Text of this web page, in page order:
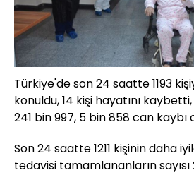
Türkiye'de son 24 saatte 1193
konuldu, 14 kişi hayatını
241 bin 997, 5 bin 858 can kaybı
Son 24 saatte 1211 kişinin daha
tedavisi tamamlananların